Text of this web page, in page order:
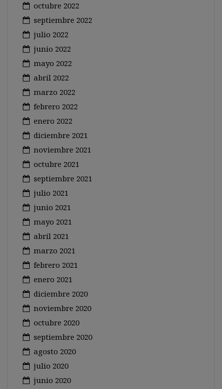
octubre 2022
septiembre 2022
julio 2022
junio 2022
mayo 2022
abril 2022
marzo 2022
febrero 2022
enero 2022
diciembre 2021
noviembre 2021
octubre 2021
septiembre 2021
julio 2021
junio 2021
mayo 2021
abril 2021
marzo 2021
febrero 2021
enero 2021
diciembre 2020
noviembre 2020
octubre 2020
septiembre 2020
agosto 2020
julio 2020
junio 2020